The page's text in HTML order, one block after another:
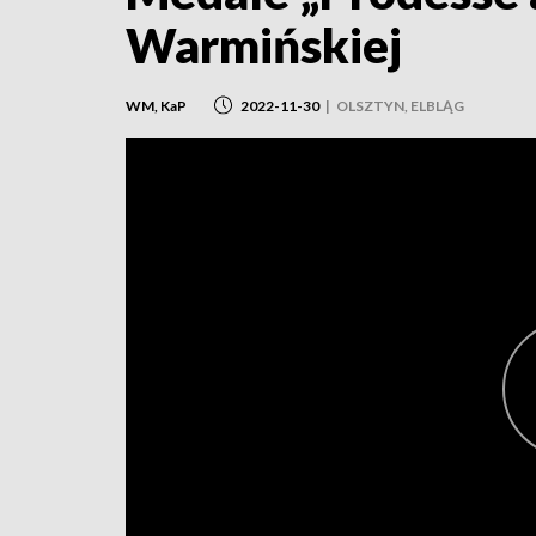
Warmińskiej
WM, KaP 2022-11-30 | OLSZTYN, ELBLĄG